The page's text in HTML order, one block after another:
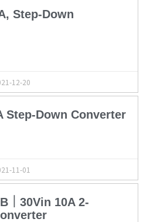
Step-Down
12-20
Step-Down Converter
11-01
｜30Vin 10A 2-